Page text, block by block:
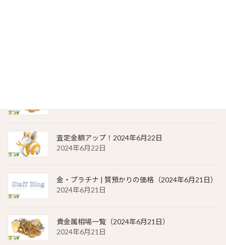
査定金額アップ！2024年6月22日
2024年6月22日
金・プラチナ | 質預かりの価格（2024年6月21日）
2024年6月21日
貴金属相場一覧（2024年6月21日）
2024年6月21日